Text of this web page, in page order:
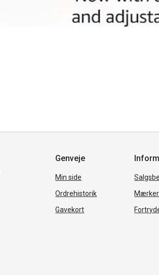
Genveje
Min side
Ordrehistorik
Gavekort